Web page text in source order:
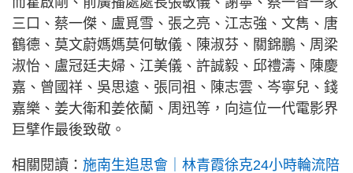
三口、蔡一傑、盧覓雪、張之亮、江志強、文雋、唐
鶴德、莫文蔚媽媽莫何敏儀、陳淑芬、關錦鵬、周梁
淑怡、盧冠廷夫婦、江美儀、許誠毅、邱禮濤、陳慶
嘉、曾國祥、吳思遠、張同祖、陳志雲、岑寧兒、錢
嘉樂、姜大衛和姜依蘭、周迅等，向這位一代電影界
巨擘作最後致敬。
相關閱讀： 施南生追思會｜林青霞徐克24小時輪流陪